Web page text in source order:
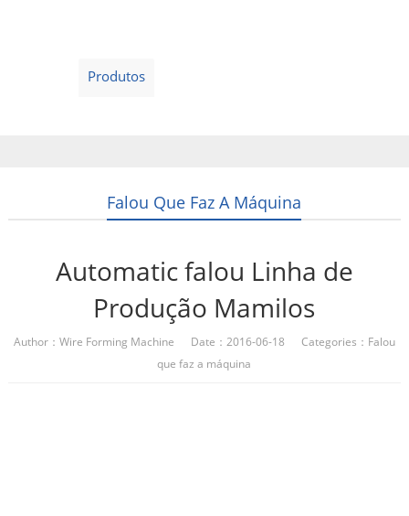
Produtos
Falou Que Faz A Máquina
Automatic falou Linha de
Produção Mamilos
Author：Wire Forming Machine Date：2016-06-18 Categories： Falou
que faz a máquina